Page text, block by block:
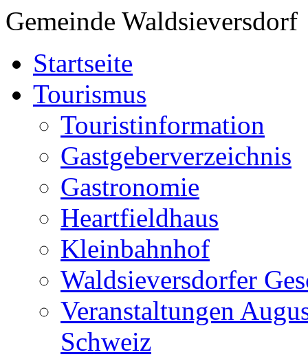
Gemeinde Waldsieversdorf
Startseite
Tourismus
Touristinformation
Gastgeberverzeichnis
Gastronomie
Heartfieldhaus
Kleinbahnhof
Waldsieversdorfer
Veranstaltungen
Schweiz